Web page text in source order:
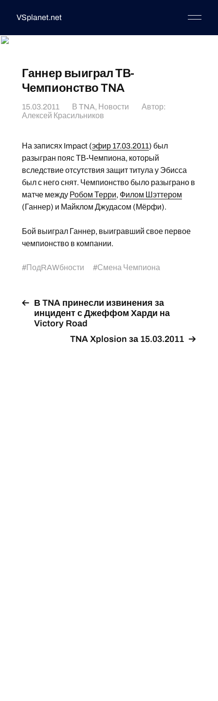
VSplanet.net
Ганнер выиграл ТВ-
Чемпионство TNA
15.03.2011 В TNA, Новости
Автор:
Алексей Красильников
На записях Impact (эфир 17.03.2011) был
разыгран пояс ТВ-Чемпиона, который
вследствие отсутствия защит титула у Эбисса
был с него снят. Чемпионство было разыграно в
матче между Робом Терри, Филом Шэттером
(Ганнер) и Майклом Джудасом (Мёрфи).
Бой выиграл Ганнер, выигравший свое первое
чемпионство в компании.
#ПодRAWбности #Смена Чемпиона
В TNA принесли извинения за
инцидент с Джеффом Харди на
Victory Road
TNA Xplosion за 15.03.2011